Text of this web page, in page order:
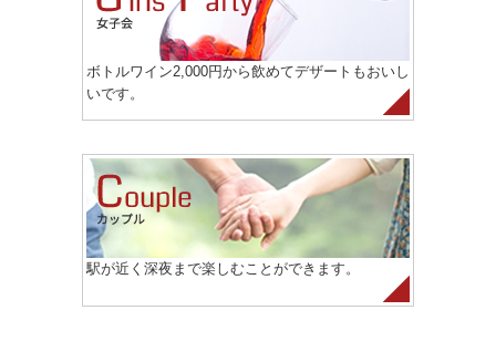
ボトルワイン2,000円から飲めてデザートもおいし
いです。
駅が近く深夜まで楽しむことができます。